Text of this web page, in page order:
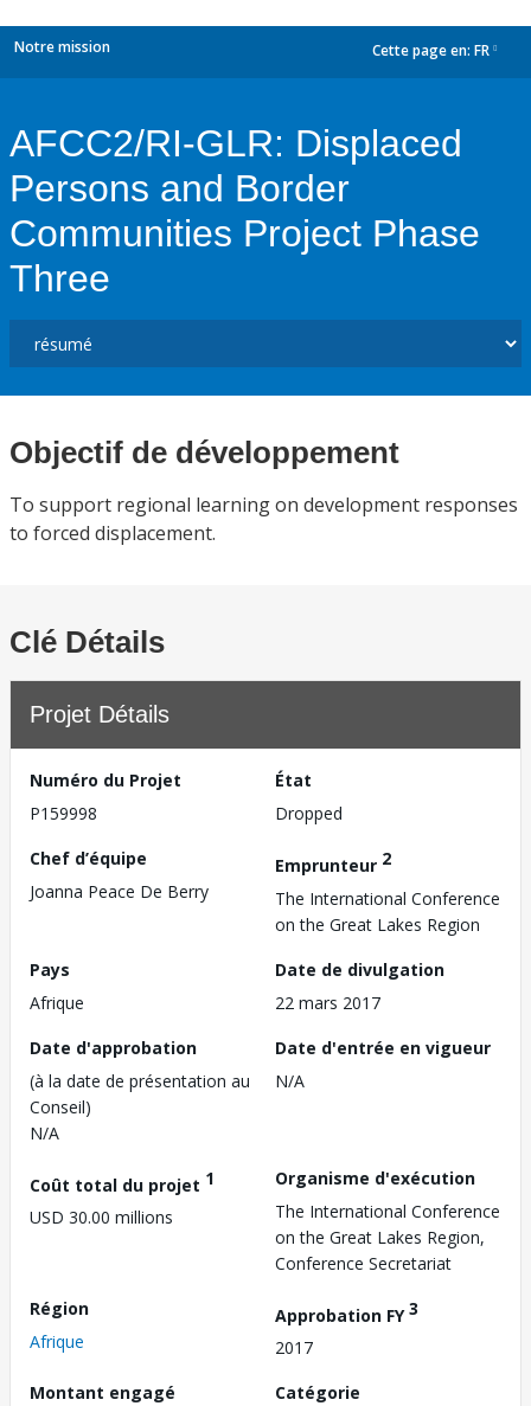
Notre mission Cette page en: FR
AFCC2/RI-GLR: Displaced
Persons and Border
Communities Project Phase
Three
Objectif de développement
To support regional learning on development responses
to forced displacement.
Clé Détails
Projet Détails
Numéro du Projet
P159998
État
Dropped
Chef d’équipe
Joanna Peace De Berry
Emprunteur 2
The International Conference
on the Great Lakes Region
Pays
Afrique
Date de divulgation
22 mars 2017
Date d'approbation
(à la date de présentation au
Conseil)
N/A
Date d'entrée en vigueur
N/A
Coût total du projet 1
USD 30.00 millions
Organisme d'exécution
The International Conference
on the Great Lakes Region,
Conference Secretariat
Région
Afrique
Approbation FY3
2017
Montant engagé
Catégorie